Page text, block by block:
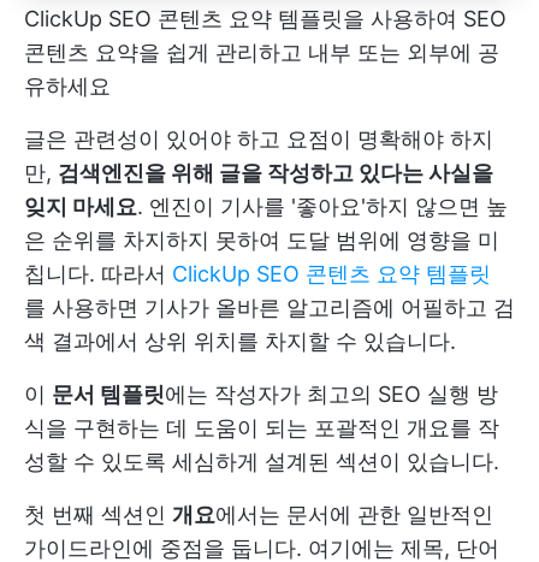
ClickUp SEO 콘텐츠 요약 템플릿을 사용하여 SEO
콘텐츠 요약을 쉽게 관리하고 내부 또는 외부에 공
유하세요
글은 관련성이 있어야 하고 요점이 명확해야 하지
만, 검색엔진을 위해 글을 작성하고 있다는 사실을
잊지 마세요. 엔진이 기사를 '좋아요'하지 않으면 높
은 순위를 차지하지 못하여 도달 범위에 영향을 미
칩니다. 따라서 ClickUp SEO 콘텐츠 요약 템플릿
를 사용하면 기사가 올바른 알고리즘에 어필하고 검
색 결과에서 상위 위치를 차지할 수 있습니다.
이 문서 템플릿에는 작성자가 최고의 SEO 실행 방
식을 구현하는 데 도움이 되는 포괄적인 개요를 작
성할 수 있도록 세심하게 설계된 섹션이 있습니다.
첫 번째 섹션인 개요에서는 문서에 관한 일반적인
가이드라인에 중점을 둡니다. 여기에는 제목, 단어